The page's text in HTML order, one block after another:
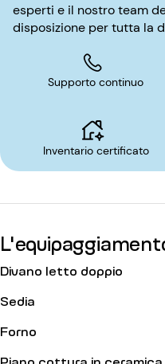
pratico e piacevole. Tutti i nostri appartamenti sono arredati
e dotati di connessione
esperti e il nostro team
disposizione per tutta la
Supporto continuo
Inventario certificato
Divano letto doppio
Sedia
Forno
Piano cottura in ceramica